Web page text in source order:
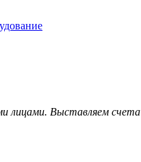
лицами. Выставляем счета